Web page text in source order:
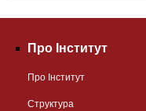
Про Інститут
Про Інститут
Структура